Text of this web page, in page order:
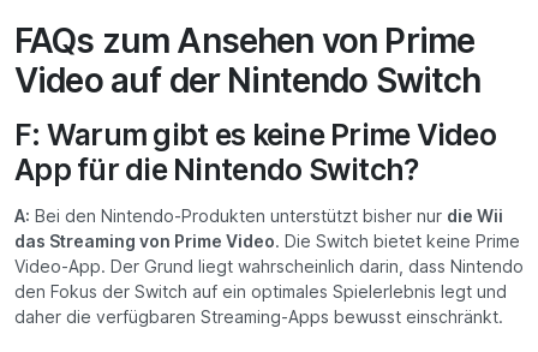
FAQs zum Ansehen von Prime
Video auf der Nintendo Switch
F: Warum gibt es keine Prime Video
App für die Nintendo Switch?
A: Bei den Nintendo-Produkten unterstützt bisher nur die Wii
das Streaming von Prime Video. Die Switch bietet keine Prime
Video-App. Der Grund liegt wahrscheinlich darin, dass Nintendo
den Fokus der Switch auf ein optimales Spielerlebnis legt und
daher die verfügbaren Streaming-Apps bewusst einschränkt.